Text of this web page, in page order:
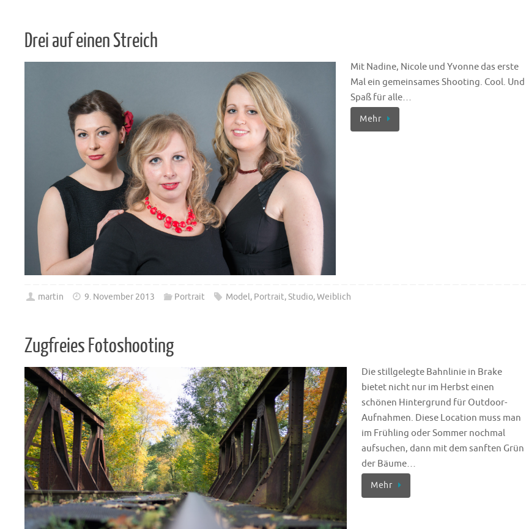
Drei auf einen Streich
Mit Nadine, Nicole und Yvonne das erste
Mal ein gemeinsames Shooting. Cool. Und
Spaß für alle…
Mehr
martin 9. November 2013 Portrait Model, Portrait,Studio,Weiblich
Zugfreies Fotoshooting
Die stillgelegte Bahnlinie in Brake
bietet nicht nur im Herbst einen
schönen Hintergrund für Outdoor-
Aufnahmen. Diese Location muss man
im Frühling oder Sommer nochmal
aufsuchen, dann mit dem sanften Grün
der Bäume…
Mehr